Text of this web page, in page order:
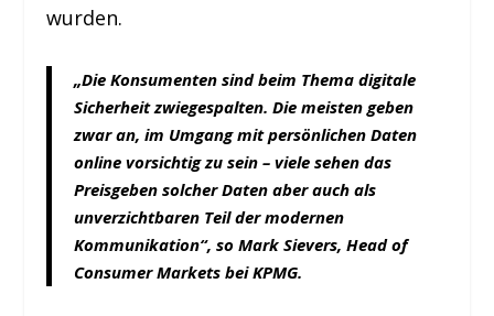
wurden.
„Die Konsumenten sind beim Thema digitale
Sicherheit zwiegespalten. Die meisten geben
zwar an, im Umgang mit persönlichen Daten
online vorsichtig zu sein – viele sehen das
Preisgeben solcher Daten aber auch als
unverzichtbaren Teil der modernen
Kommunikation“, so Mark Sievers, Head of
Consumer Markets bei KPMG.